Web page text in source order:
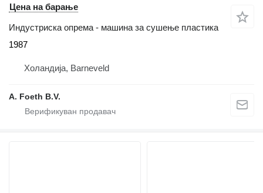
Цена на барање
Индустриска опрема - машина за сушење пластика
1987
Холандија, Barneveld
A. Foeth B.V.